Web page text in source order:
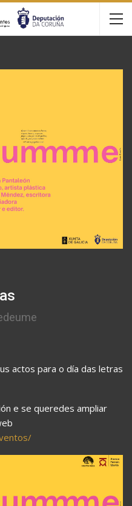
actos para o día das letras
e se queredes ampliar